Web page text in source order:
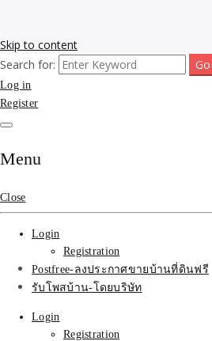
Skip to content
รับจ้างโพสขาย
Search รับทำ
ติดหน้า1google
มาก SEOขายขอ
ที่ดินฟรีประกาศ
เมืองไทย
รับโพสต์เว็บขายบ้าน อสังหา ทำSEOรายเดื
ประกาศบ้านที่ดินฟรี SEOขายบ้าน รับจ้างโ
ราคาถูกที่สุด ฟรีลงประกาศอสังหา รับทำ
Search for:
Log in
Register
Menu
Close
Login
Registration
Postfree-ลงประกาศขายบ้านที่ดินฟรี
รับโพสบ้าน-โดยบริษัท
Login
Registration